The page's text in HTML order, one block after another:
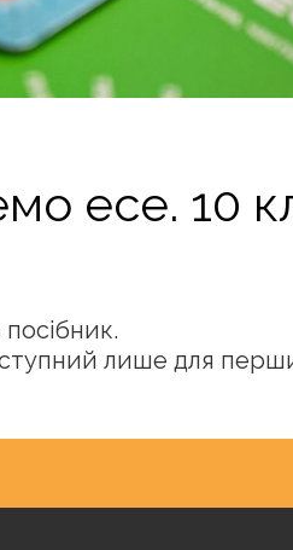
есе. 10
лише для